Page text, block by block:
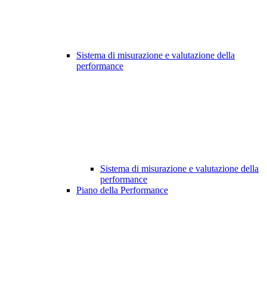
Sistema di misurazione e valutazione della
performance
Sistema di misurazione e valutazione della
performance
Piano della Performance